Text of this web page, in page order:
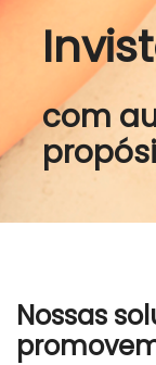
com
Nossas